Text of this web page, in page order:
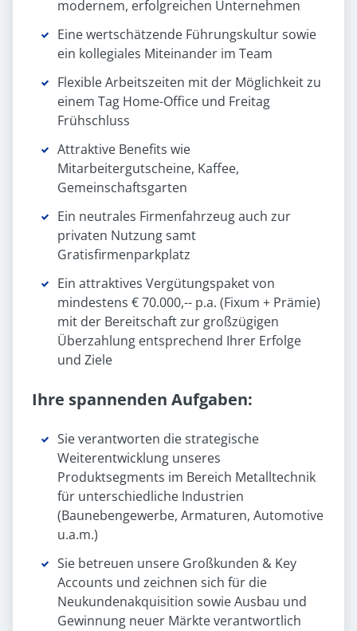
modernem, erfolgreichen Unternehmen
Eine wertschätzende Führungskultur sowie
ein kollegiales Miteinander im Team
Flexible Arbeitszeiten mit der Möglichkeit zu
einem Tag Home-Office und Freitag
Frühschluss
Attraktive Benefits wie
Mitarbeitergutscheine, Kaffee,
Gemeinschaftsgarten
Ein neutrales Firmenfahrzeug auch zur
privaten Nutzung samt
Gratisfirmenparkplatz
Ein attraktives Vergütungspaket von
mindestens € 70.000,-- p.a. (Fixum + Prämie)
mit der Bereitschaft zur großzügigen
Überzahlung entsprechend Ihrer Erfolge
und Ziele
Ihre spannenden Aufgaben:
Sie verantworten die strategische
Weiterentwicklung unseres
Produktsegments im Bereich Metalltechnik
für unterschiedliche Industrien
(Baunebengewerbe, Armaturen, Automotive
u.a.m.)
Sie betreuen unsere Großkunden & Key
Accounts und zeichnen sich für die
Neukundenakquisition sowie Ausbau und
Gewinnung neuer Märkte verantwortlich